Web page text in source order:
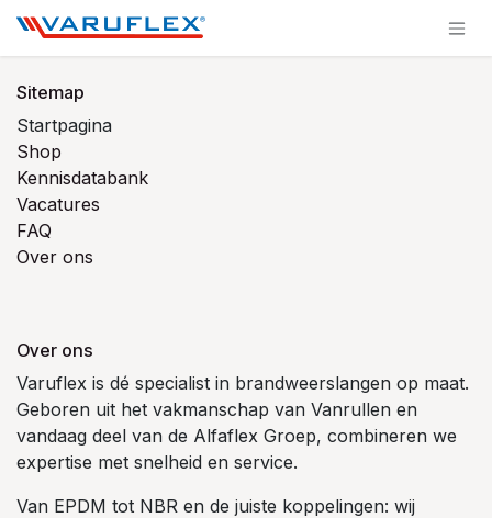
Sitemap
Startpagina
Shop
Kennisdatabank
Vacatures
FAQ
Over ons
Over ons
Varuflex is dé specialist in brandweerslangen op maat.
Geboren uit het vakmanschap van Vanrullen en
vandaag deel van de Alfaflex Groep, combineren we
expertise met snelheid en service.
Van EPDM tot NBR en de juiste koppelingen: wij